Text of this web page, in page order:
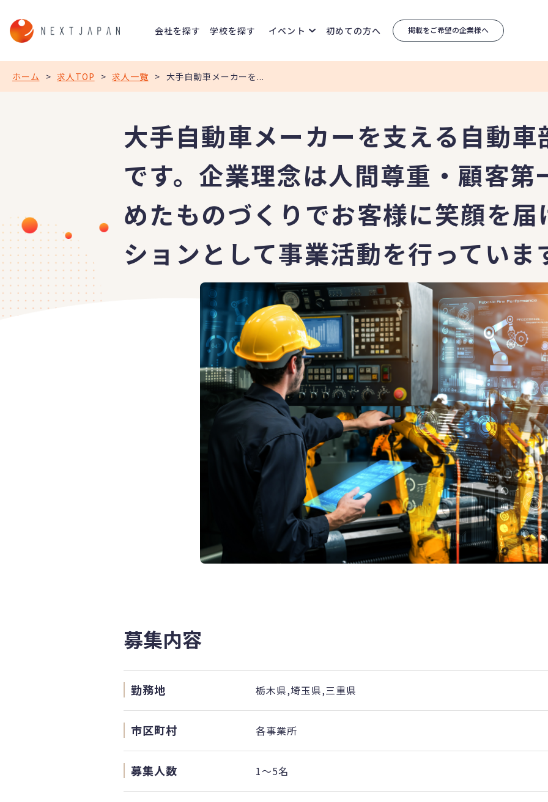
会社を探す 学校を探す イベント 初めての方へ 掲載をご希望の企業様へ
ホーム > 求人TOP > 求人一覧 > 大手自動車メーカーを...
大手自動車メーカーを支える自動
です。企業理念は人間尊重・顧客第
めたものづくりでお客様に笑顔を
ションとして事業活動を行っていま
募集内容
勤務地 栃木県,埼玉県,三重県
市区町村 各事業所
募集人数 1～5名